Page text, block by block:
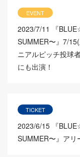
EVENT
2023/7/11
『
SUMMER〜』7/
ニアルピッチ投球
にも出演！
TICKET
2023/6/15 『
SUMMER〜』ア